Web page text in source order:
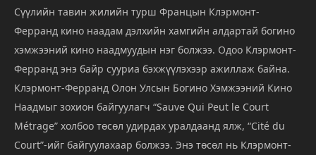
Сүүлийн тавин жилийн турш Францын Клэрмонт-
Ферранд кино наадам дэлхийн хамгийн алдартай богино
хэмжээний кино наадмуудын нэг болжээ. Одоо Клэрмонт-
Ферранд энэ байр сууриа бэхжүүлэхээр ажиллаж байна.
Клэрмонт-Ферранд Олон Улсын Богино Хэмжээний Кино
Наадмыг зохион байгуулагч “Sauve Qui Peut le Court
Métrage” холбоо төсөл удирдах уралдаанд ялж, “Cité du
Court”-ийг байгуулахаар болжээ. Энэ төсөл нь Клэрмонт-